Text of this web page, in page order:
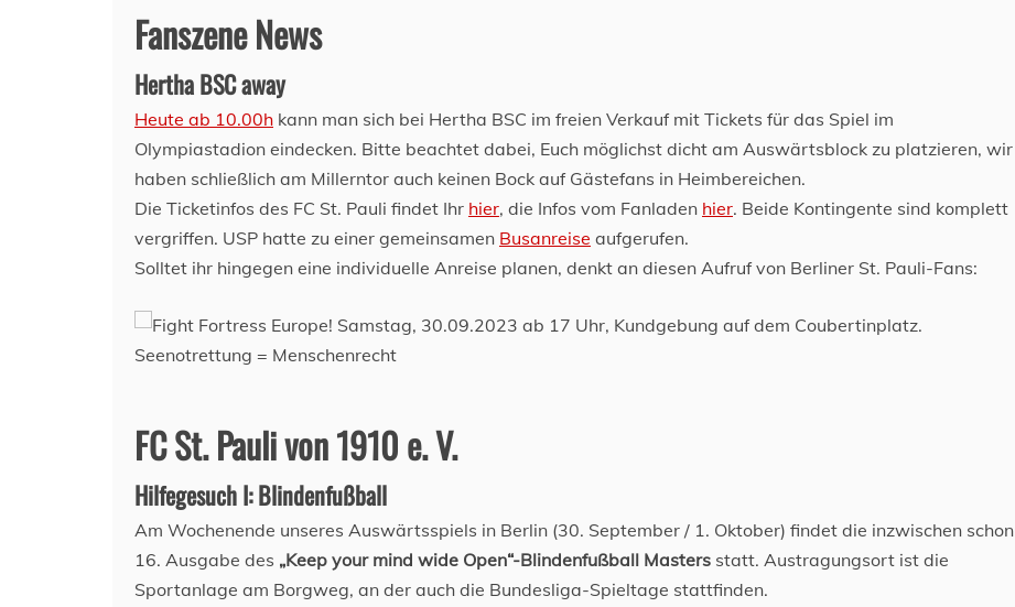
Fanszene News
Hertha BSC away
Heute ab 10.00h kann man sich bei Hertha BSC im freien Verkauf mit Tickets für das Spiel im
Olympiastadion eindecken. Bitte beachtet dabei, Euch möglichst dicht am Auswärtsblock zu platzieren, wir
haben schließlich am Millerntor auch keinen Bock auf Gästefans in Heimbereichen.
Die Ticketinfos des FC St. Pauli findet Ihr hier, die Infos vom Fanladen hier. Beide Kontingente sind komplett
vergriffen. USP hatte zu einer gemeinsamen Busanreise aufgerufen.
Solltet ihr hingegen eine individuelle Anreise planen, denkt an diesen Aufruf von Berliner St. Pauli-Fans:
FC St. Pauli von 1910 e. V.
Hilfegesuch I: Blindenfußball
Am Wochenende unseres Auswärtsspiels in Berlin (30. September / 1. Oktober) findet die inzwischen schon
16. Ausgabe des „Keep your mind wide Open“-Blindenfußball Masters statt. Austragungsort ist die
Sportanlage am Borgweg, an der auch die Bundesliga-Spieltage stattfinden.